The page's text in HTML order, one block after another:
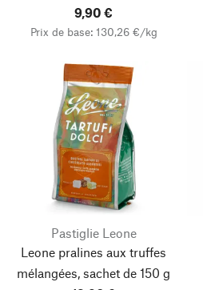
9,90 €
Prix de base: 130,26 €/kg
Pastiglie Leone
Leone pralines aux truffes
mélangées, sachet de 150 g